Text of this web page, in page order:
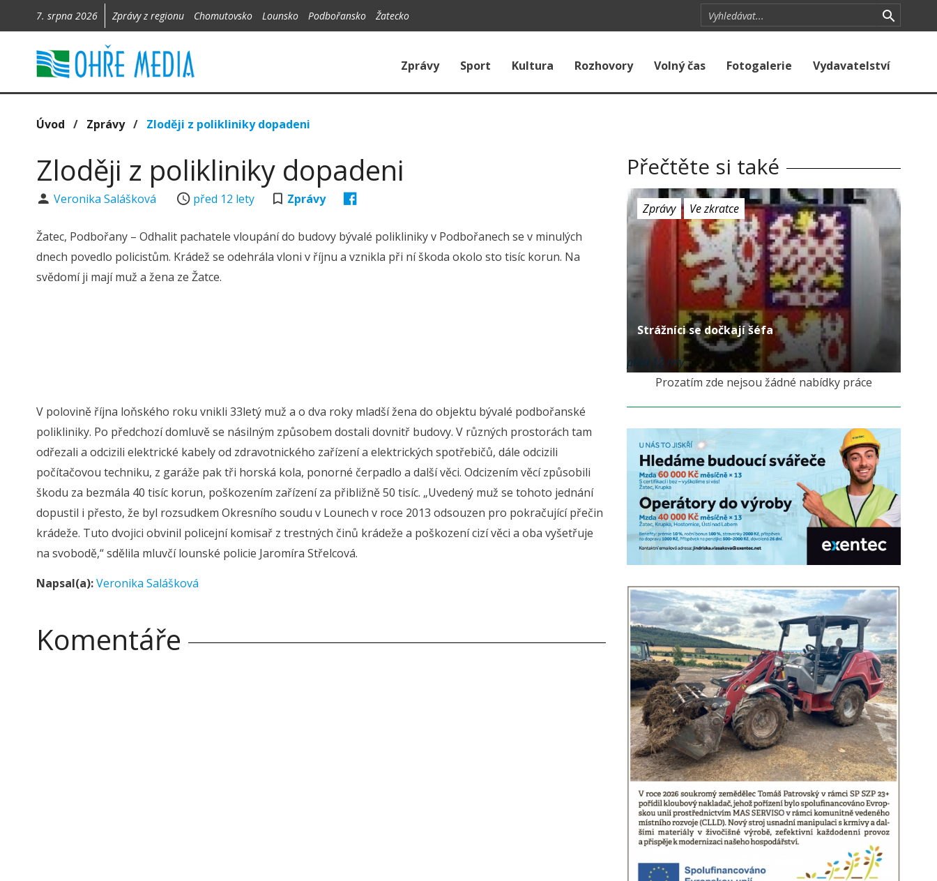
7. srpna 2026 Zprávy z regionu Chomutovsko Lounsko Podbořansko Žatecko
Zprávy Sport Kultura Rozhovory Volný čas Fotogalerie Vydavatelství
Úvod / Zprávy/ Zloději z polikliniky dopadeni
Zloději z polikliniky dopadeni
Veronika Salášková před 12 lety Zprávy
Žatec, Podbořany – Odhalit pachatele vloupání do budovy bývalé polikliniky v Podbořanech se v minulých
dnech povedlo policistům. Krádež se odehrála vloni v říjnu a vznikla při ní škoda okolo sto tisíc korun. Na
svědomí ji mají muž a žena ze Žatce.
V polovině října loňského roku vnikli 33letý muž a o dva roky mladší žena do objektu bývalé podbořanské
polikliniky. Po předchozí domluvě se násilným způsobem dostali dovnitř budovy. V různých prostorách tam
odřezali a odcizili elektrické kabely od zdravotnického zařízení a elektrických spotřebičů, dále odcizili
počítačovou techniku, z garáže pak tři horská kola, ponorné čerpadlo a další věci. Odcizením věcí způsobili
škodu za bezmála 40 tisíc korun, poškozením zařízení za přibližně 50 tisíc. „Uvedený muž se tohoto jednání
dopustil i přesto, že byl rozsudkem Okresního soudu v Lounech v roce 2013 odsouzen pro pokračující přečin
krádeže. Tuto dvojici obvinil policejní komisař z trestných činů krádeže a poškození cizí věci a oba vyšetřuje
na svobodě,“ sdělila mluvčí lounské policie Jaromíra Střelcová.
Napsal(a):Veronika Salášková
Komentáře
Přečtěte si také
Zprávy Ve zkratce
Strážníci se dočkají šéfa
před 12 lety
Prozatím zde nejsou žádné nabídky práce